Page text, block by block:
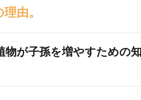
由。
物が子孫を増やすための